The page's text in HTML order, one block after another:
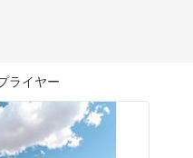
ライヤー